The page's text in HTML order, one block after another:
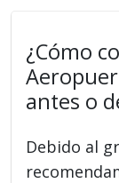
¿Cómo
antes o
Debido al